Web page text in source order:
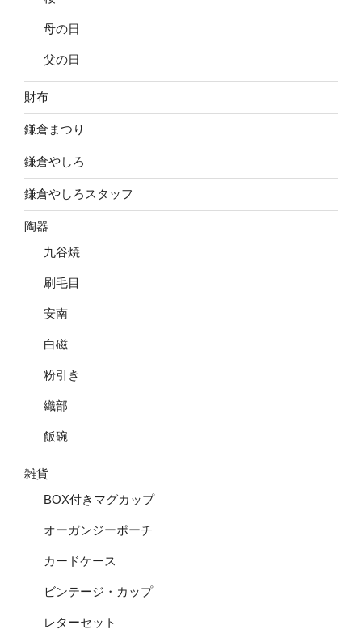
母の日
父の日
財布
鎌倉まつり
鎌倉やしろ
鎌倉やしろスタッフ
陶器
九谷焼
刷毛目
安南
白磁
粉引き
織部
飯碗
雑貨
BOX付きマグカップ
オーガンジーポーチ
カードケース
ビンテージ・カップ
レターセット